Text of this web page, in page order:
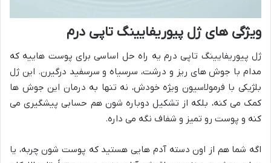
ویژگی های ژل پیوریفایینگ تاپی درم
ژل پیوریفایینگ تاپی درم یه راه حل اساسی برای پوست هاییه که
مدام با جوش های ریز و درشت، سرسیاه و سرسفید درگیرن. این ژل
بلژیکی با فرمولاسیون ویژه خودش، نه تنها به درمان این جوش ها
کمک می کنه، بلکه از تشکیل دوباره شون هم حسابی پیشگیری می
کنه و پوست رو تمیز و شفاف نگه می داره.
اگه شما هم از اون دسته آدم هایی هستید که پوست شون چربه، یا